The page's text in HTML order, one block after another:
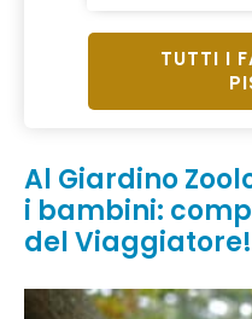
TUTTI I
Al Giardino
i bambini:
del Viaggiatore!